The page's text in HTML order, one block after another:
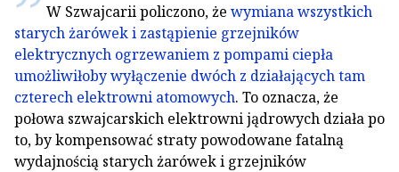
W Szwajcarii policzono, że wymiana wszystkich
starych żarówek i zastąpienie grzejników
elektrycznych ogrzewaniem z pompami ciepła
umożliwiłoby wyłączenie dwóch z działających tam
czterech elektrowni atomowych. To oznacza, że
połowa szwajcarskich elektrowni jądrowych działa po
to, by kompensować straty powodowane fatalną
wydajnością starych żarówek i grzejników